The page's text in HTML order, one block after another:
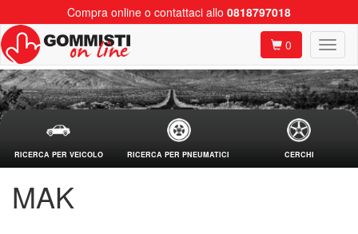
Compra online o contattaci allo 0818797018
0
RICERCA PER VEICOLO RICERCA PER PNEUMATICI CERCHI
MAK